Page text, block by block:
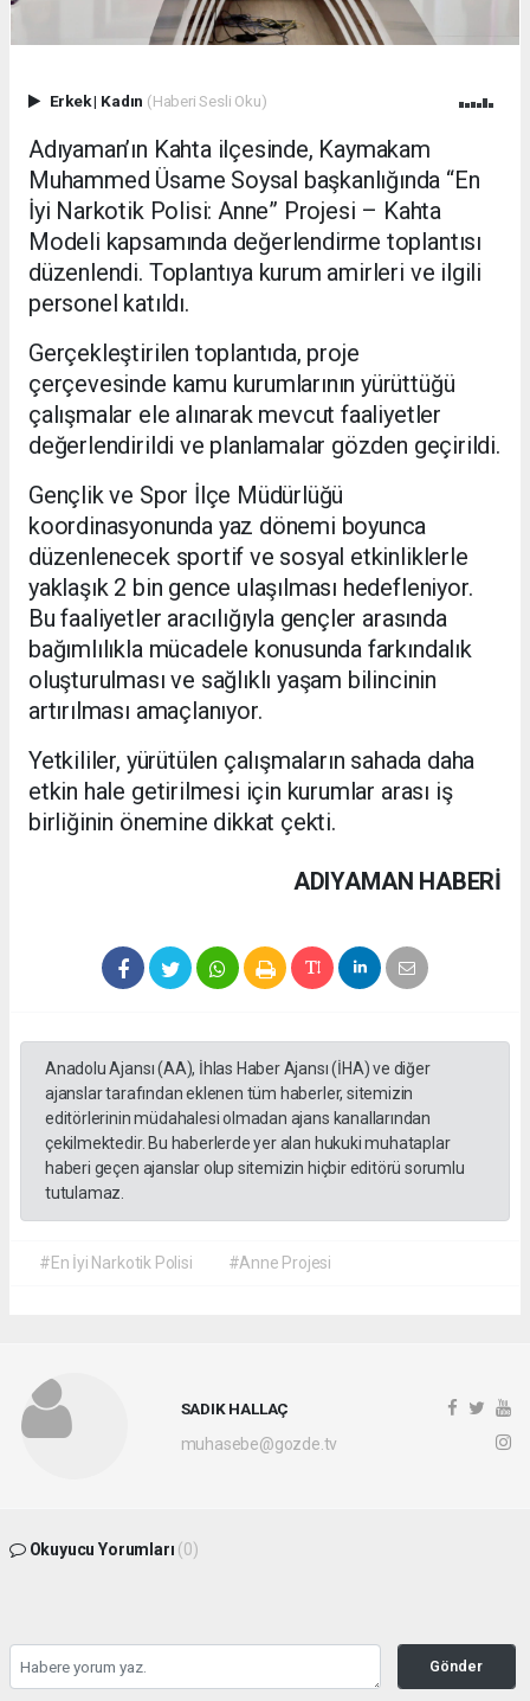
Erkek| Kadın (Haberi Sesli Oku)
Adıyaman’ın Kahta ilçesinde, Kaymakam
Muhammed Üsame Soysal başkanlığında “En
İyi Narkotik Polisi: Anne” Projesi – Kahta
Modeli kapsamında değerlendirme toplantısı
düzenlendi. Toplantıya kurum amirleri ve ilgili
personel katıldı.
Gerçekleştirilen toplantıda, proje
çerçevesinde kamu kurumlarının yürüttüğü
çalışmalar ele alınarak mevcut faaliyetler
değerlendirildi ve planlamalar gözden geçirildi.
Gençlik ve Spor İlçe Müdürlüğü
koordinasyonunda yaz dönemi boyunca
düzenlenecek sportif ve sosyal etkinliklerle
yaklaşık 2 bin gence ulaşılması hedefleniyor.
Bu faaliyetler aracılığıyla gençler arasında
bağımlılıkla mücadele konusunda farkındalık
oluşturulması ve sağlıklı yaşam bilincinin
artırılması amaçlanıyor.
Yetkililer, yürütülen çalışmaların sahada daha
etkin hale getirilmesi için kurumlar arası iş
birliğinin önemine dikkat çekti.
ADIYAMAN HABERİ
Anadolu Ajansı (AA), İhlas Haber Ajansı (İHA) ve diğer
ajanslar tarafından eklenen tüm haberler, sitemizin
editörlerinin müdahalesi olmadan ajans kanallarından
çekilmektedir. Bu haberlerde yer alan hukuki muhataplar
haberi geçen ajanslar olup sitemizin hiçbir editörü sorumlu
tutulamaz.
#En İyi Narkotik Polisi #Anne Projesi
SADIK HALLAÇ
muhasebe@gozde.tv
Okuyucu Yorumları (0)
Gönder